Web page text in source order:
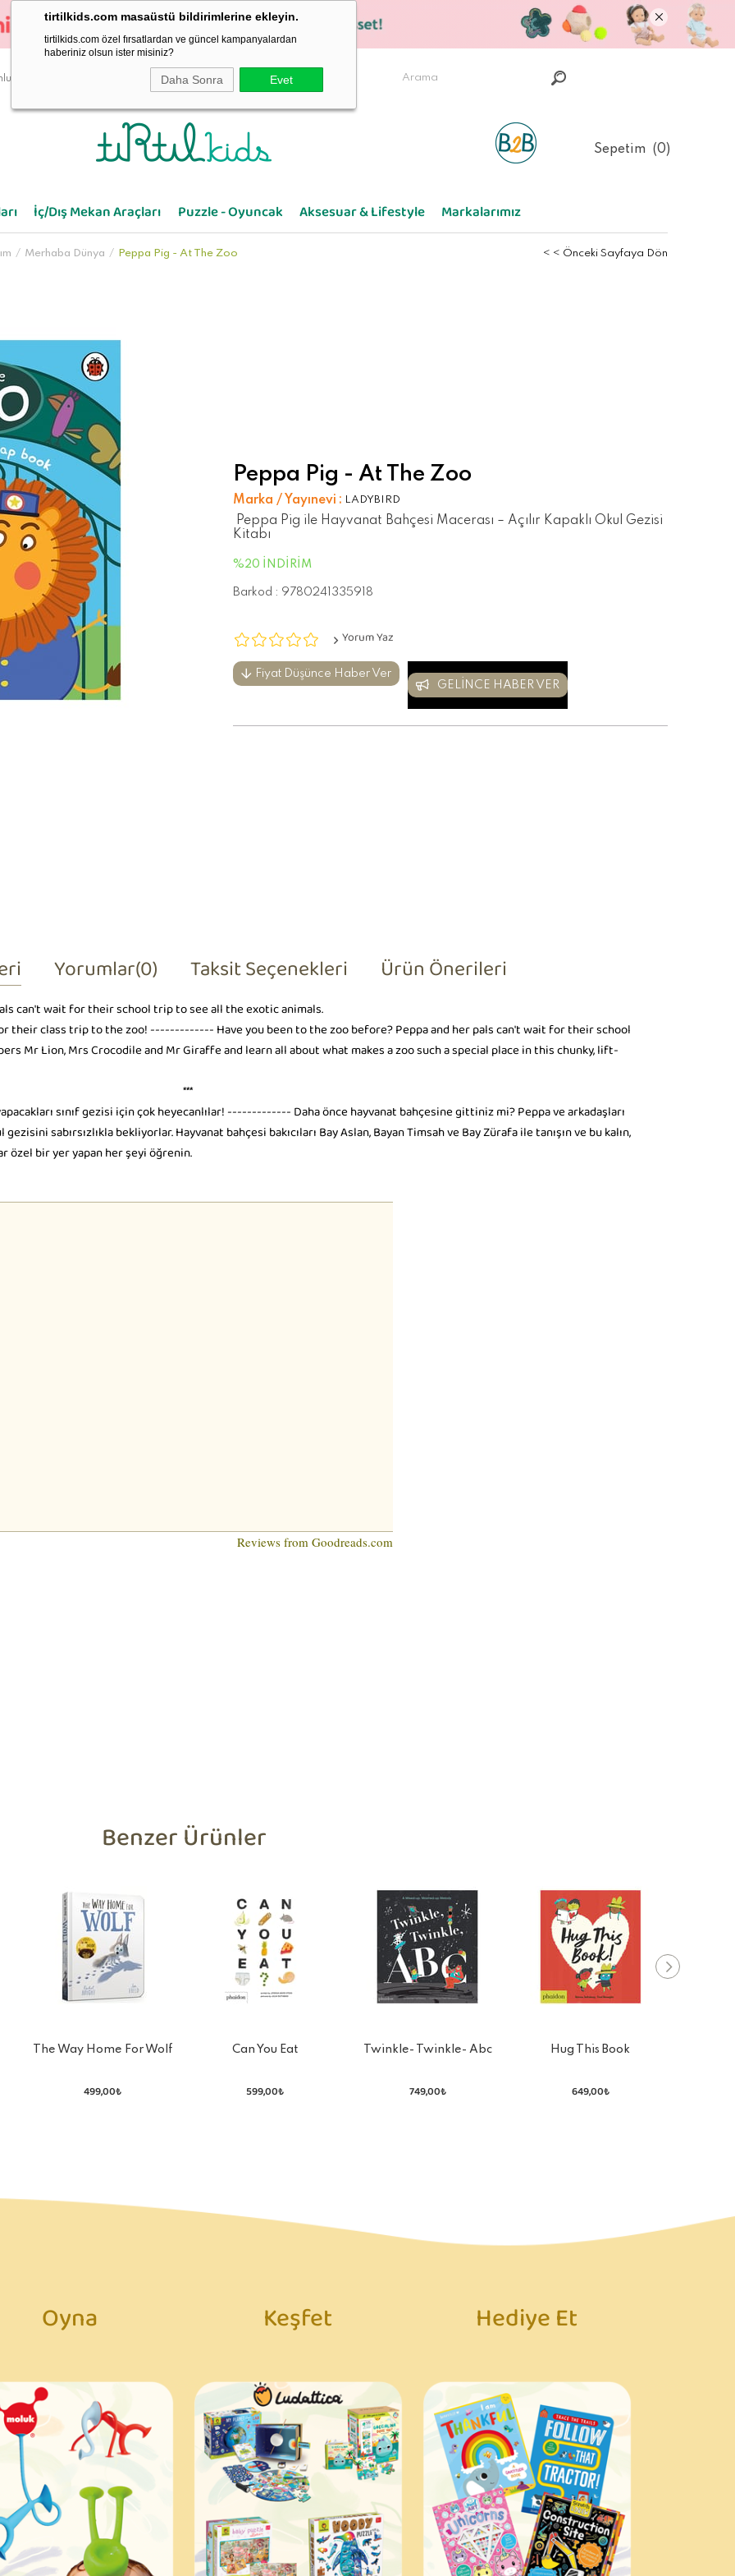
tirtilkids.com masaüstü bildirimlerine ekleyin.
tirtilkids.com özel fırsatlardan ve güncel kampanyalardan
haberiniz olsun ister misiniz?
Daha Sonra Evet
Sepetim 0
İç/Dış Mekan Araçları Puzzle - Oyuncak Aksesuar & Lifestyle Markalarımız
Merhaba Dünya Peppa Pig - At The Zoo < < Önceki Sayfaya Dön
Peppa Pig - At The Zoo
Marka / Yayınevi : LADYBIRD
Peppa Pig ile Hayvanat Bahçesi Macerası – Açılır Kapaklı Okul Gezisi
Kitabı
%20 İNDIRIM
Barkod : 9780241335918
Yorum Yaz
Fiyat Düşünce Haber Ver
GELINCE HABER VER
Yorumlar(0) Taksit Seçenekleri Ürün Önerileri
can't wait for their school trip to see all the exotic animals.
their class trip to the zoo! ------------- Have you been to the zoo before? Peppa and her pals can't wait for their school
Mr Lion, Mrs Crocodile and Mr Giraffe and learn all about what makes a zoo such a special place in this chunky, lift-
***
sınıf gezisi için çok heyecanlılar! ------------- Daha önce hayvanat bahçesine gittiniz mi? Peppa ve arkadaşları
sabırsızlıkla bekliyorlar. Hayvanat bahçesi bakıcıları Bay Aslan, Bayan Timsah ve Bay Zürafa ile tanışın ve bu kalın,
özel bir yer yapan her şeyi öğrenin.
Reviews from Goodreads.com
Benzer Ürünler
The Way Home For Wolf
499,00₺
Can You Eat
599,00₺
Twinkle- Twinkle- Abc
749,00₺
Hug This Book
649,00₺
Oyna Keşfet Hediye Et